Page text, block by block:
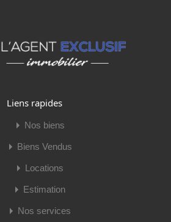
Liens rapides
Nos biens
Biens Vendus
Locations
Estimation
Nos services